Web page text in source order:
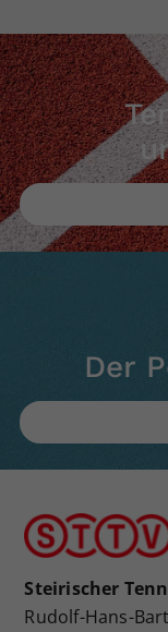
Der
Steirischer
Rudolf-Hans-